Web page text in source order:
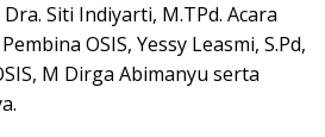
Siti Indiyarti, M.TPd. Acara
OSIS, Yessy Leasmi, S.Pd,
M Dirga Abimanyu serta